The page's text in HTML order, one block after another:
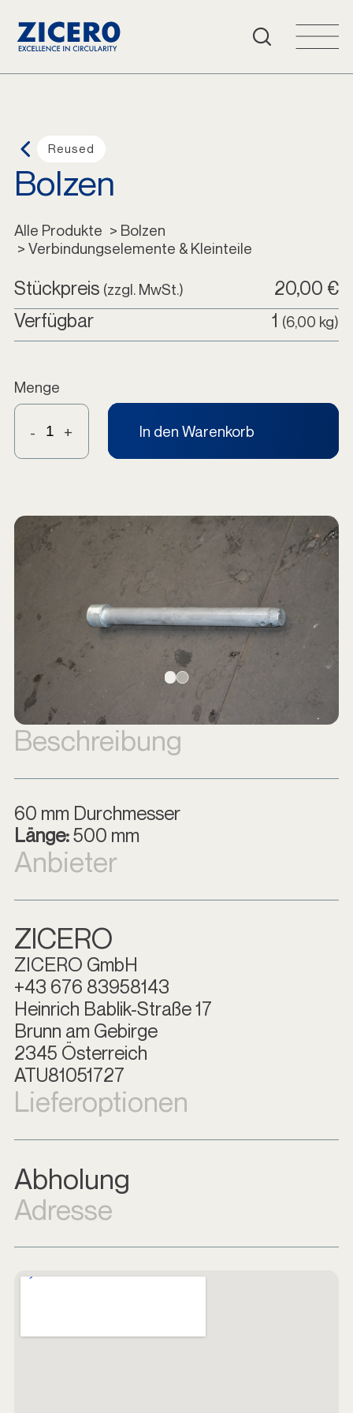
Deutsch
Reused
Bolzen
Alle Produkte > Bolzen
> Verbindungselemente & Kleinteile
Stückpreis (zzgl. MwSt.)
20,00 €
Verfügbar
1 (6,00 kg)
Menge
- + In den Warenkorb
Beschreibung
60 mm Durchmesser
Länge:500 mm
Anbieter
ZICERO
ZICERO GmbH
+43 676 83958143
Heinrich Bablik-Straße 17
Brunn am Gebirge
2345 Österreich
ATU81051727
Lieferoptionen
Abholung
Adresse